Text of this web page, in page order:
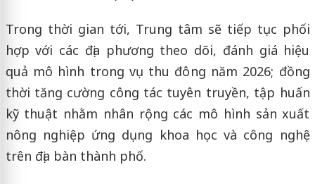
Trong thời gian tới, Trung tâm sẽ tiếp tục phối
hợp với các địa phương theo dõi, đánh giá hiệu
quả mô hình trong vụ thu đông năm 2026; đồng
thời tăng cường công tác tuyên truyền, tập huấn
kỹ thuật nhằm nhân rộng các mô hình sản xuất
nông nghiệp ứng dụng khoa học và công nghệ
trên địa bàn thành phố.